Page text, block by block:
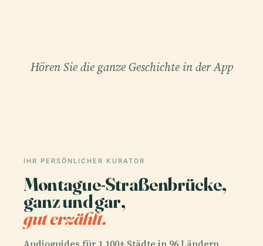
Hören Sie die ganze Geschichte in der App
IHR PERSÖNLICHER KURATOR
Montague-Straßenbrücke,
ganz und gar,
gut erzählt.